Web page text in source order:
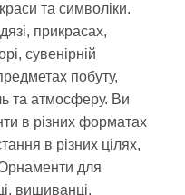
та символіки.
прикрасах,
сувенірній
побуту,
та атмосферу. Ви
в різних форматах
в різних цілях,
Орнаменти для
вишиванці,